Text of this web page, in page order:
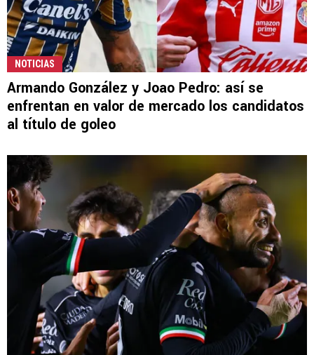
NOTICIAS
Armando González y Joao Pedro: así se
enfrentan en valor de mercado los candidatos
al título de goleo